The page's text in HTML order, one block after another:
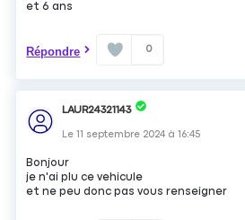
et 6 ans
Répondre 0
LAUR24321143
Le11 septembre 2024 à16:45
Bonjour
je n'ai plu ce vehicule
et ne peu donc pas vous renseigner